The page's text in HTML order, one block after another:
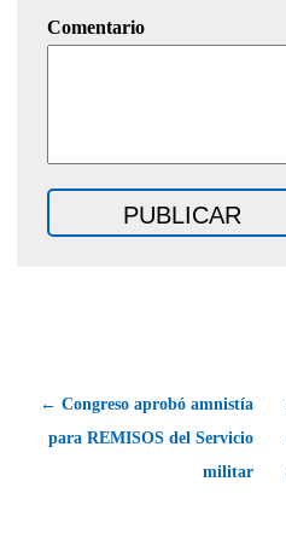
Comentario
← Congreso aprobó amnistía
para REMISOS del Servicio
militar